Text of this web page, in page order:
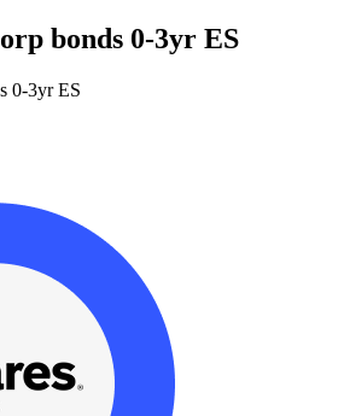
bonds 0-3yr ES
0-3yr ES